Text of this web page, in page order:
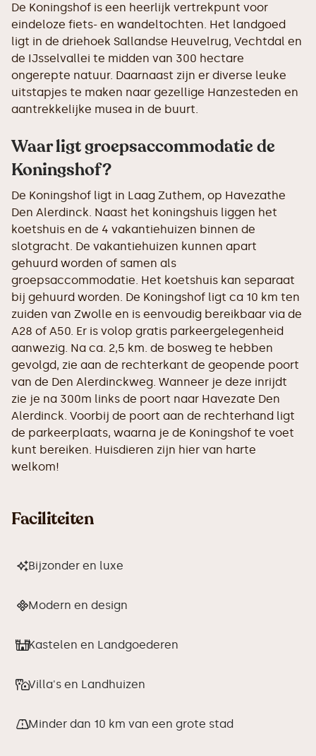
De Koningshof is een heerlijk vertrekpunt voor
eindeloze fiets- en wandeltochten. Het landgoed
ligt in de driehoek Sallandse Heuvelrug, Vechtdal en
de IJsselvallei te midden van 300 hectare
ongerepte natuur. Daarnaast zijn er diverse leuke
uitstapjes te maken naar gezellige Hanzesteden en
aantrekkelijke musea in de buurt.
Waar ligt groepsaccommodatie de
Koningshof?
De Koningshof ligt in Laag Zuthem, op Havezathe
Den Alerdinck. Naast het koningshuis liggen het
koetshuis en de 4 vakantiehuizen binnen de
slotgracht. De vakantiehuizen kunnen apart
gehuurd worden of samen als
groepsaccommodatie. Het koetshuis kan separaat
bij gehuurd worden. De Koningshof ligt ca 10 km ten
zuiden van Zwolle en is eenvoudig bereikbaar via de
A28 of A50. Er is volop gratis parkeergelegenheid
aanwezig. Na ca. 2,5 km. de bosweg te hebben
gevolgd, zie aan de rechterkant de geopende poort
van de Den Alerdinckweg. Wanneer je deze inrijdt
zie je na 300m links de poort naar Havezate Den
Alerdinck. Voorbij de poort aan de rechterhand ligt
de parkeerplaats, waarna je de Koningshof te voet
kunt bereiken. Huisdieren zijn hier van harte
welkom!
Faciliteiten
Bijzonder en luxe
Modern en design
Kastelen en Landgoederen
Villa's en Landhuizen
Minder dan 10 km van een grote stad